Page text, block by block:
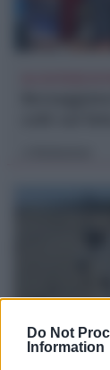
Do Not
Information